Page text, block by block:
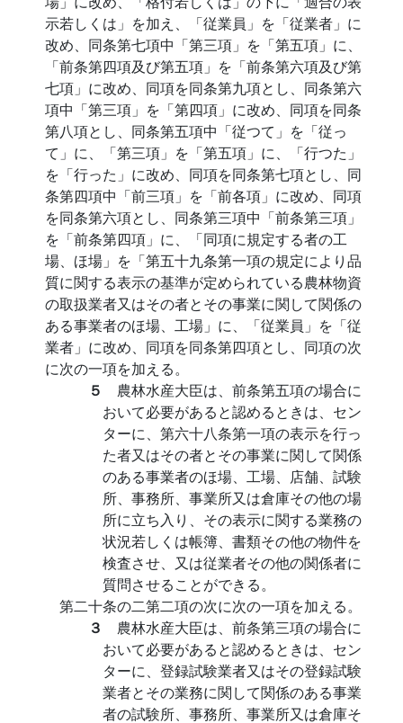
示若しくは」を加え、「従業員」を「従業者」に
改め、同条第七項中「第三項」を「第五項」に、
「前条第四項及び第五項」を「前条第六項及び第
七項」に改め、同項を同条第九項とし、同条第六
項中「第三項」を「第四項」に改め、同項を同条
第八項とし、同条第五項中「従つて」を「従っ
て」に、「第三項」を「第五項」に、「行つた」
を「行った」に改め、同項を同条第七項とし、同
条第四項中「前三項」を「前各項」に改め、同項
を同条第六項とし、同条第三項中「前条第三項」
を「前条第四項」に、「同項に規定する者の工
場、ほ場」を「第五十九条第一項の規定により品
質に関する表示の基準が定められている農林物資
の取扱業者又はその者とその事業に関して関係の
ある事業者のほ場、工場」に、「従業員」を「従
業者」に改め、同項を同条第四項とし、同項の次
に次の一項を加える。
５ 農林水産大臣は、前条第五項の場合に
おいて必要があると認めるときは、セン
ターに、第六十八条第一項の表示を行っ
た者又はその者とその事業に関して関係
のある事業者のほ場、工場、店舗、試験
所、事務所、事業所又は倉庫その他の場
所に立ち入り、その表示に関する業務の
状況若しくは帳簿、書類その他の物件を
検査させ、又は従業者その他の関係者に
質問させることができる。
第二十条の二第二項の次に次の一項を加える。
３ 農林水産大臣は、前条第三項の場合に
おいて必要があると認めるときは、セン
ターに、登録試験業者又はその登録試験
業者とその業務に関して関係のある事業
者の試験所、事務所、事業所又は倉庫そ